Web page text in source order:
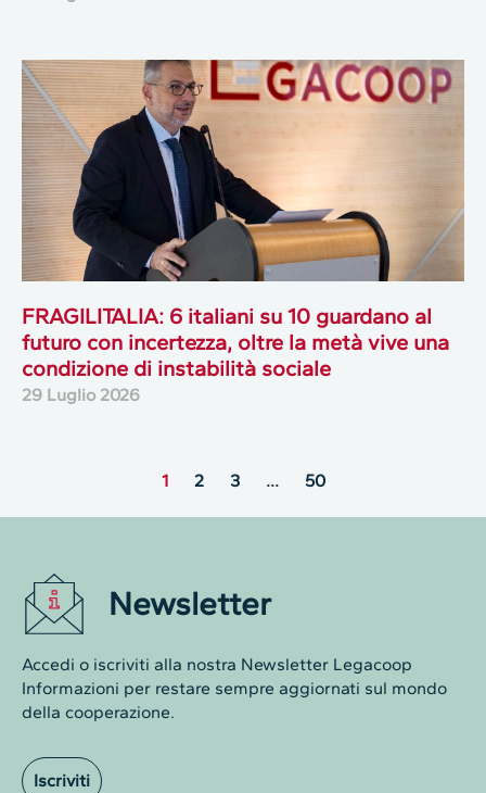
FRAGILITALIA: 6 italiani su 10 guardano al
futuro con incertezza, oltre la metà vive una
condizione di instabilità sociale
29 Luglio 2026
1 2 3 … 50
Newsletter
Accedi o iscriviti alla nostra Newsletter Legacoop
Informazioni per restare sempre aggiornati sul mondo
della cooperazione.
Iscriviti